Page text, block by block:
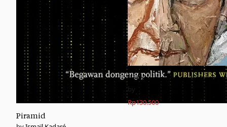
Piramid
Pembungkaman Sistemik
Katharine E. McGregor
Rp130.500